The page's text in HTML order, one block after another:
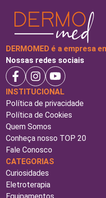
DERMOMED é a empresa
Nossas redes sociais
INSTITUCIONAL
Política de privacidade
Política de Cookies
Quem Somos
Conheça nosso TOP 20
Fale Conosco
CATEGORIAS
Curiosidades
Eletroterapia